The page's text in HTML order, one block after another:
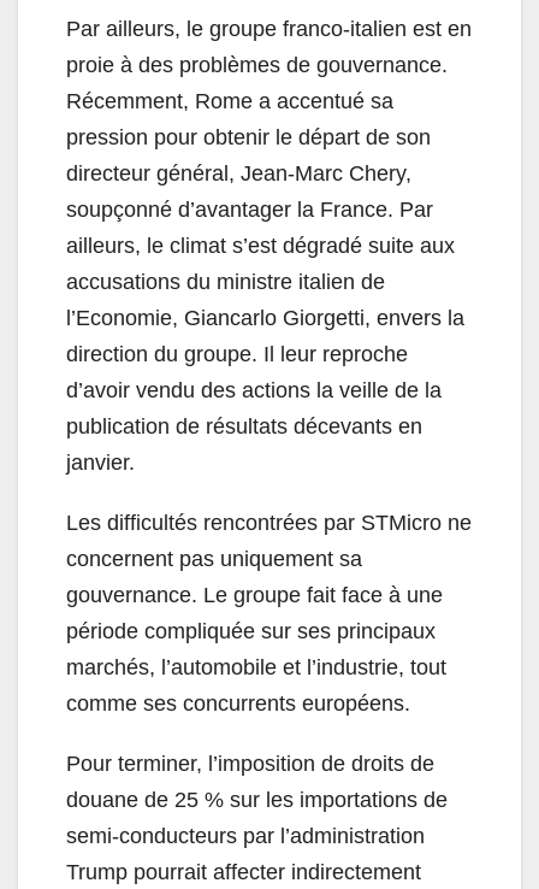
Par ailleurs, le groupe franco-italien est en
proie à des problèmes de gouvernance.
Récemment, Rome a accentué sa
pression pour obtenir le départ de son
directeur général, Jean-Marc Chery,
soupçonné d’avantager la France. Par
ailleurs, le climat s’est dégradé suite aux
accusations du ministre italien de
l’Economie, Giancarlo Giorgetti, envers la
direction du groupe. Il leur reproche
d’avoir vendu des actions la veille de la
publication de résultats décevants en
janvier.
Les difficultés rencontrées par STMicro ne
concernent pas uniquement sa
gouvernance. Le groupe fait face à une
période compliquée sur ses principaux
marchés, l’automobile et l’industrie, tout
comme ses concurrents européens.
Pour terminer, l’imposition de droits de
douane de 25 % sur les importations de
semi-conducteurs par l’administration
Trump pourrait affecter indirectement